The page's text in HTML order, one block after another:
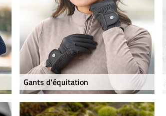
Gants d'équitation